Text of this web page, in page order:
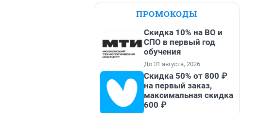
ПРОМОКОДЫ
Скидка 10% на ВО и
СПО в первый год
обучения
До 31 августа, 2026
Скидка 50% от 800 ₽
на первый заказ,
максимальная скидка
600 ₽